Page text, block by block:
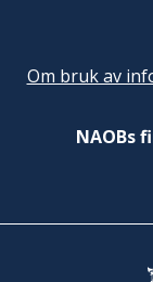
Om bruk av
NAOBs